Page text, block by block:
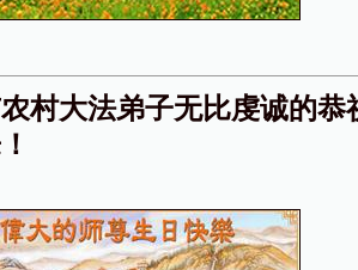
村大法弟子无比虔诚的恭